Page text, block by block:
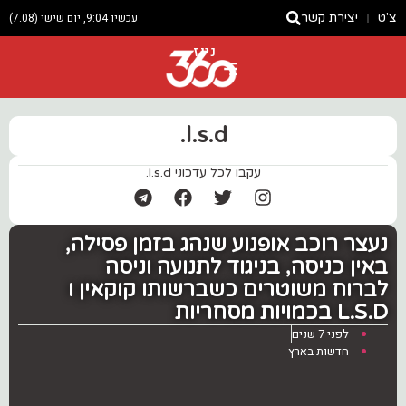
צ'ט יצירת קשר עכשיו 9:04, יום שישי (7.08)
ניוז
l.s.d.
עקבו לכל עדכוני l.s.d.
נעצר רוכב אופנוע שנהג בזמן פסילה,
באין כניסה, בניגוד לתנועה וניסה
לברוח משוטרים כשברשותו קוקאין ו
L.S.D בכמויות מסחריות
לפני 7 שנים
חדשות בארץ